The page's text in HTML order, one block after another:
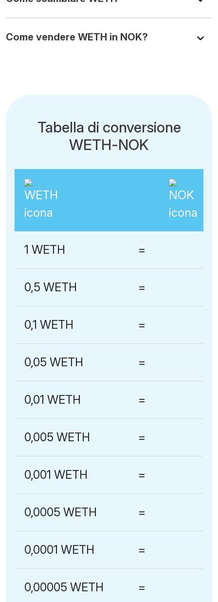
Come vendere WETH in NOK?
Tabella di conversione
WETH-NOK
1 WETH =
0,5 WETH =
0,1 WETH =
0,05 WETH =
0,01 WETH =
0,005 WETH =
0,001 WETH =
0,0005 WETH =
0,0001 WETH =
0,00005 WETH =